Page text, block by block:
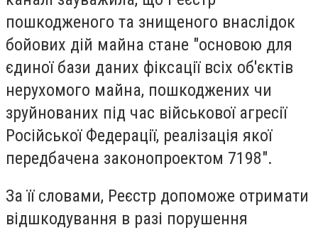
пошкодженого та знищеного внаслідок
бойових дій майна стане "основою для
єдиної бази даних фіксації всіх об'єктів
нерухомого майна, пошкоджених чи
зруйнованих під час військової агресії
Російської Федерації, реалізація якої
передбачена законопроектом 7198".
За її словами, Реєстр допоможе отримати
відшкодування в разі порушення